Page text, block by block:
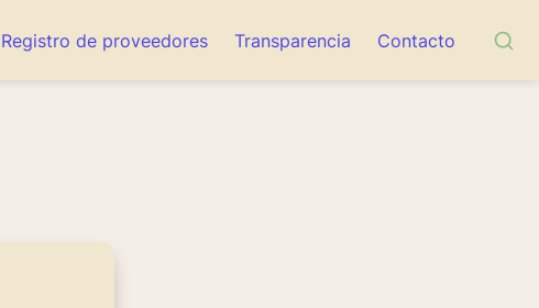
Registro de proveedores Transparencia Contacto